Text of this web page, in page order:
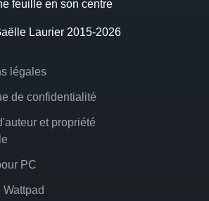
Laurier 2015-2026
légales
de confidentialité
et propriété
PC
Wattpad